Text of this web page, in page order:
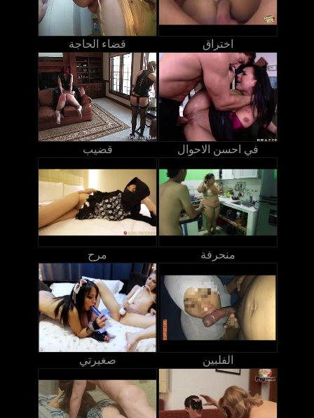
قضاء الحاجة اختراق
قضيب في احسن الاحوال
مرح منحرفة
صغيرتي الفلبين